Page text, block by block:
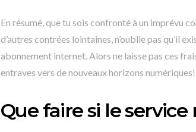
En résumé, que tu sois confronté à un imprévu
d’autres contrées lointaines, n’oublie pas qu’il
abonnement internet. Alors ne laisse pas ces
entraves vers de nouveaux horizons numériques!
Que faire si le service